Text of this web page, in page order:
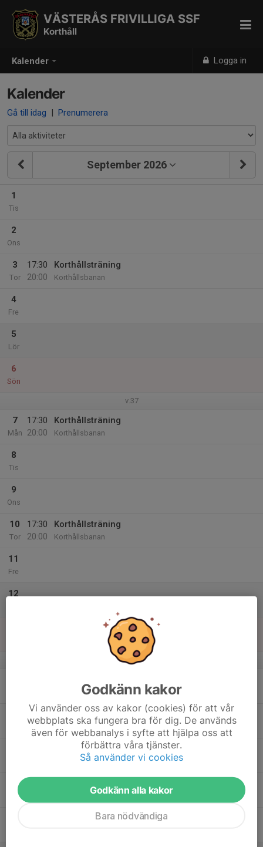
Kalender Logga in
VÄSTERÅS FRIVILLIGA SSF
Korthåll
Kalender
Gå till idag | Prenumerera
September 2026
1
Tis
2
Ons
3
Tor
17:30
20:00
Korthållsträning
Korthållsbanan
4
Fre
5
Lör
6
Sön
v.37
7
Mån
17:30
20:00
Korthållsträning
Korthållsbanan
8
Tis
9
Ons
10
Tor
17:30
20:00
Korthållsträning
Korthållsbanan
11
Fre
12
v.38
Korthållsbanan
17
Tor
Korthållsträning
Korthållsbanan
Godkänn kakor
Vi använder oss av kakor (cookies) för att vår
webbplats ska fungera bra för dig. De används
även för webbanalys i syfte att hjälpa oss att
förbättra våra tjänster.
Så använder vi cookies
Godkänn alla kakor
Bara nödvändiga